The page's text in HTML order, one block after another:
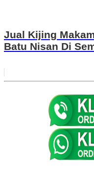
Jual Kijing
Batu Nisan Di